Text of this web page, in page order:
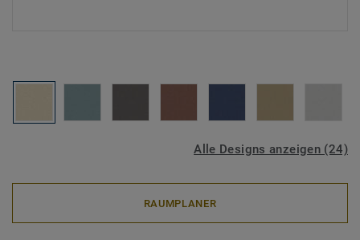
Alle Designs anzeigen (24)
RAUMPLANER